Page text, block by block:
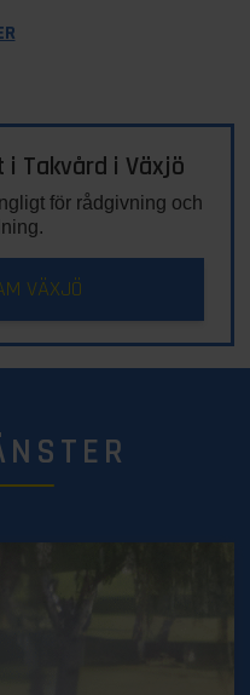
Takvård i Växjö
för rådgivning och
VÄXJÖ